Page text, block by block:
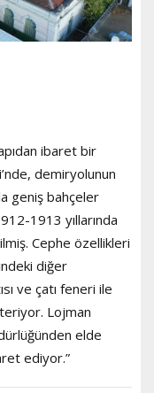
ibaret bir
demiryolunun
geniş bahçeler
1913 yıllarında
Cephe özellikleri
diğer
ve çatı feneri ile
Lojman
elde
ediyor.”